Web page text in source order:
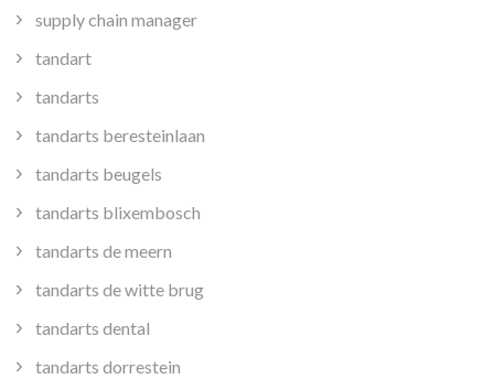
supply chain manager
tandart
tandarts
tandarts beresteinlaan
tandarts beugels
tandarts blixembosch
tandarts de meern
tandarts de witte brug
tandarts dental
tandarts dorrestein